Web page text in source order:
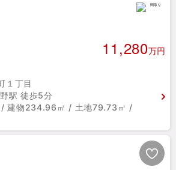
11,280万円
１丁目
駅 徒歩5分
/ 建物234.96㎡ / 土地79.73㎡ /